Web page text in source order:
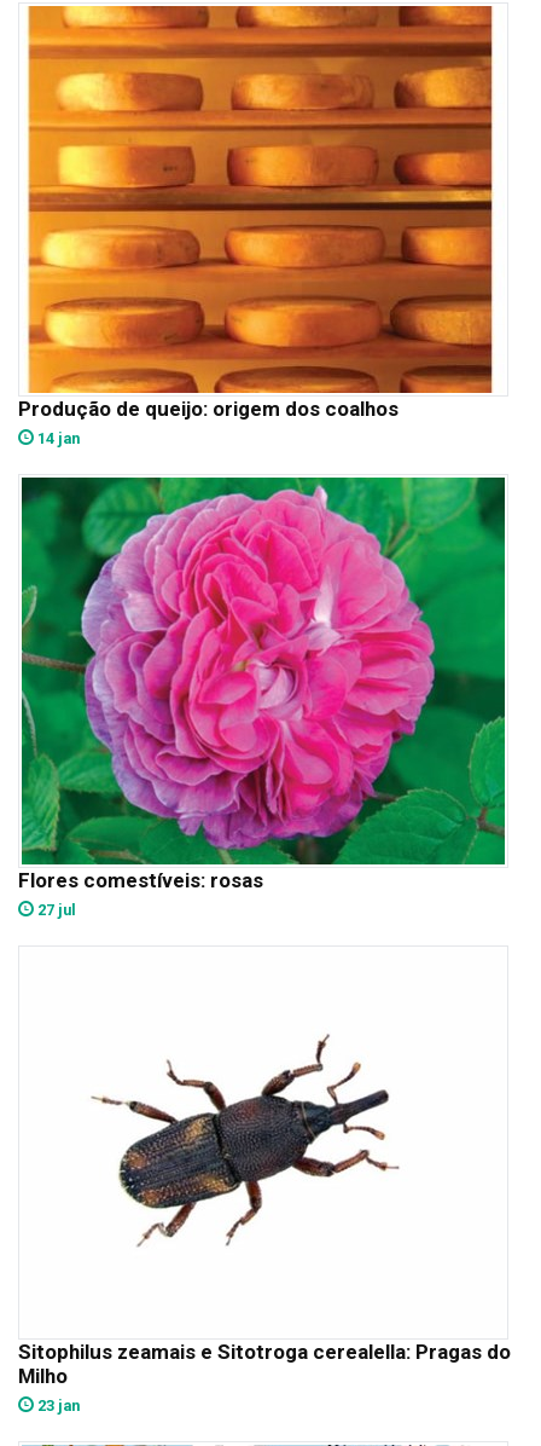
Produção de queijo: origem dos coalhos
14 jan
Flores comestíveis: rosas
27 jul
Sitophilus zeamais e Sitotroga cerealella: Pragas do
Milho
23 jan